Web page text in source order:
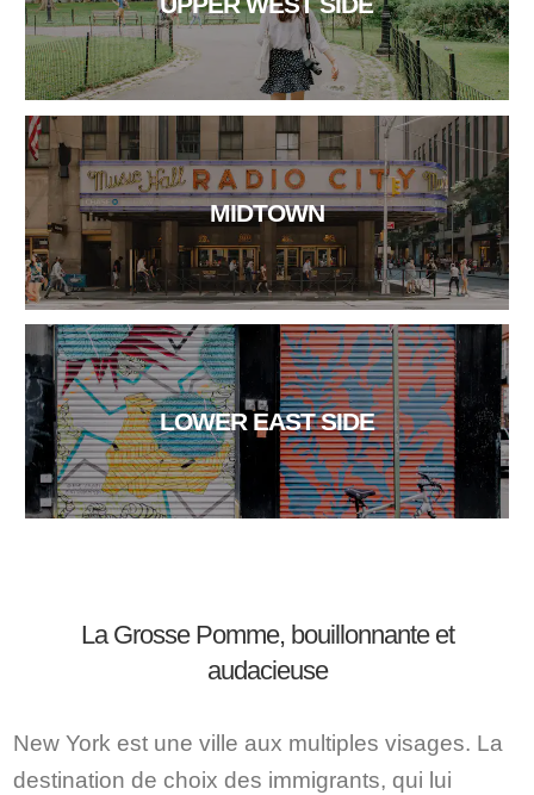
MIDTOWN
LOWER EAST SIDE
La Grosse Pomme, bouillonnante et
audacieuse
New York est une ville aux multiples visages. La
destination de choix des immigrants, qui lui